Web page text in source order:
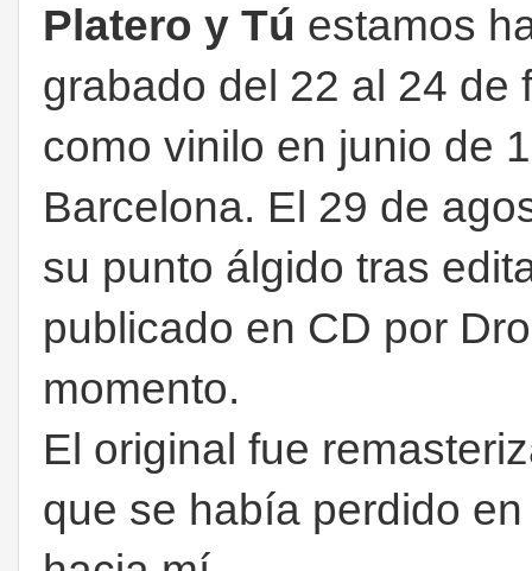
Platero y Tú estamos
grabado del 22 al 24 de
como vinilo en junio de
Barcelona. El 29 de
su punto álgido tras
publicado en CD por
momento.
El original fue
que se había perdido